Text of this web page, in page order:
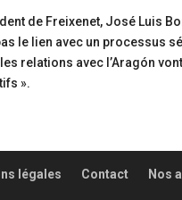
de Freixenet, José Luis
le lien avec un processus
relations avec l’Aragón
».
légales Contact Nos